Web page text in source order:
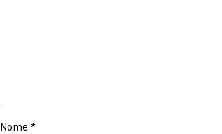
Nome *